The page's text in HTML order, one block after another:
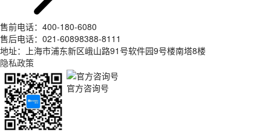
售前电话：400-180-6080
售后电话：021-60898388-8111
地址：上海市浦东新区峨山路91号软件园9号楼南塔8楼
隐私政策
官方咨询号